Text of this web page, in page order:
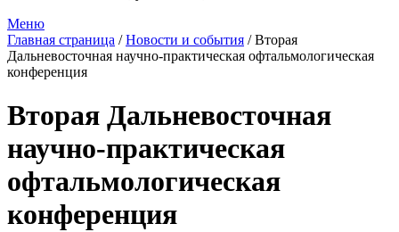
Меню
Главная страница /Новости и события /Вторая
Дальневосточная научно-практическая офтальмологическая
конференция
Вторая Дальневосточная
научно-практическая
офтальмологическая
конференция